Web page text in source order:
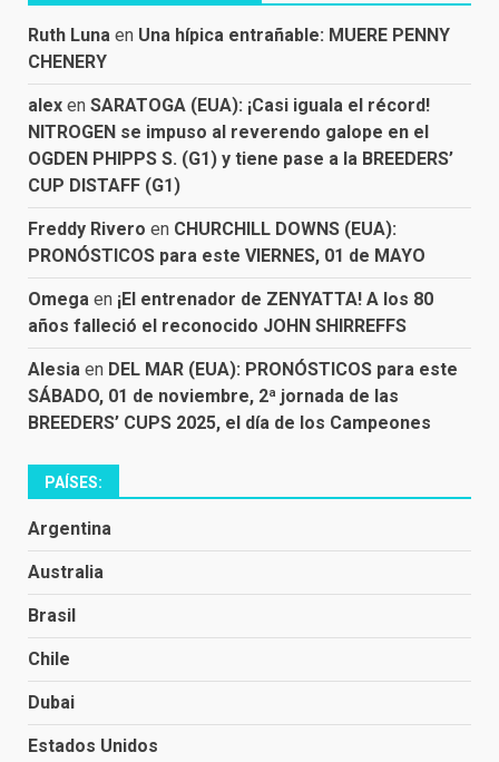
Ruth Luna en Una hípica entrañable: MUERE PENNY
CHENERY
alex en SARATOGA (EUA): ¡Casi iguala el récord!
NITROGEN se impuso al reverendo galope en el
OGDEN PHIPPS S. (G1) y tiene pase a la BREEDERS’
CUP DISTAFF (G1)
Freddy Rivero en CHURCHILL DOWNS (EUA):
PRONÓSTICOS para este VIERNES, 01 de MAYO
Omega en ¡El entrenador de ZENYATTA! A los 80
años falleció el reconocido JOHN SHIRREFFS
Alesia en DEL MAR (EUA): PRONÓSTICOS para este
SÁBADO, 01 de noviembre, 2ª jornada de las
BREEDERS’ CUPS 2025, el día de los Campeones
PAÍSES:
Argentina
Australia
Brasil
Chile
Dubai
Estados Unidos